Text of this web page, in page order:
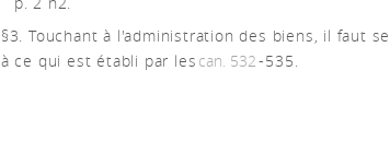
§3. Touchant à l'administration des biens, il faut
à ce qui est établi par les can. 532-535.